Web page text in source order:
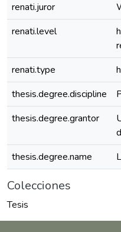
renati.juror
renati.level
renati.type
thesis.degree.discipline
thesis.degree.grantor
thesis.degree.name
Colecciones
Tesis